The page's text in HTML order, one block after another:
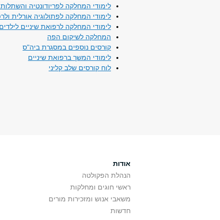
לימודי המחלקה לפריודונטיה
לימודי המחלקה לפתולוגיה אורלית
לימודי המחלקה לרפואת שיניים לילדים
המחלקה לשיקום הפה
קורסים נוספים במסגרת ביה"ס
לימודי המשך ברפואת שיניים
לוח קורסים שלב קליני
אודות
הנהלת הפקולטה
ראשי חוגים ומחלקות
משאבי אנוש ומזכירות מורים
חדשות